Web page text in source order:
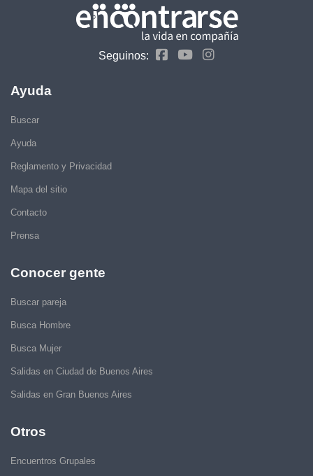
Seguinos:
Ayuda
Buscar
Ayuda
Reglamento y Privacidad
Mapa del sitio
Contacto
Prensa
Conocer gente
Buscar pareja
Busca Hombre
Busca Mujer
Salidas en Ciudad de Buenos Aires
Salidas en Gran Buenos Aires
Otros
Encuentros Grupales